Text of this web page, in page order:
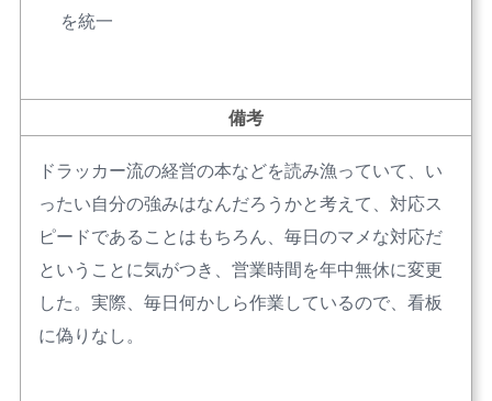
を統一
備考
ドラッカー流の経営の本などを読み漁っていて、い
ったい自分の強みはなんだろうかと考えて、対応ス
ピードであることはもちろん、毎日のマメな対応だ
ということに気がつき、営業時間を年中無休に変更
した。実際、毎日何かしら作業しているので、看板
に偽りなし。